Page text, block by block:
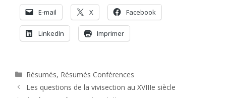
E-mail X Facebook
LinkedIn Imprimer
Catégories
Résumés, Résumés Conférences
Les questions de la vivisection au XVIIIe siècle